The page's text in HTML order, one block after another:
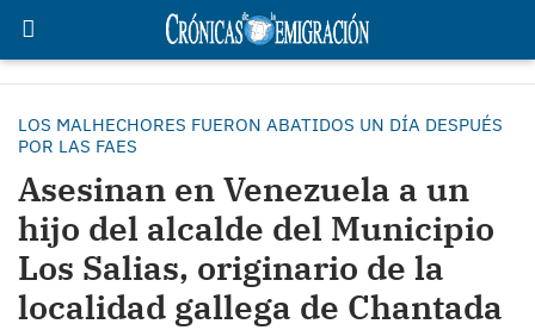
LOS MALHECHORES FUERON ABATIDOS UN DÍA DESPUÉS
POR LAS FAES
Asesinan en Venezuela a un
hijo del alcalde del Municipio
Los Salias, originario de la
localidad gallega de Chantada